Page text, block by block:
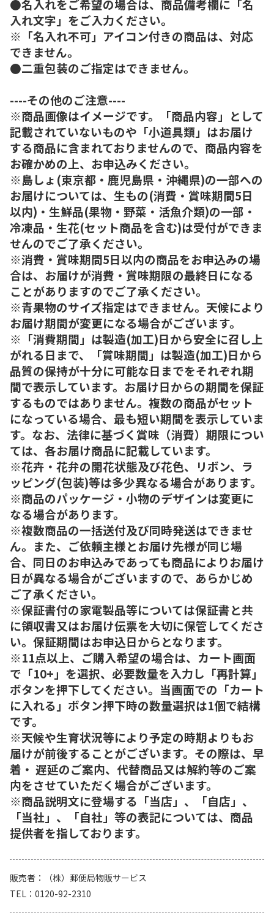
●名入れをご希望の場合は、商品備考欄に「名
入れ文字」をご入力ください。
※「名入れ不可」アイコン付きの商品は、対応
できません。
●二重包装のご指定はできません。
----その他のご注意----
※商品画像はイメージです。「商品内容」として
記載されていないものや「小道具類」はお届け
する商品に含まれておりませんので、商品内容を
お確かめの上、お申込みください。
※島しょ(東京都・鹿児島県・沖縄県)の一部への
お届けについては、生もの(消費・賞味期間5日
以内)・生鮮品(果物・野菜・活魚介類)の一部・
冷凍品・生花(セット商品を含む)は受付ができま
せんのでご了承ください。
※消費・賞味期間5日以内の商品をお申込みの場
合は、お届けが消費・賞味期限の最終日になる
ことがありますのでご了承ください。
※青果物のサイズ指定はできません。天候により
お届け期間が変更になる場合がございます。
※「消費期間」は製造(加工)日から安全に召し上
がれる日まで、「賞味期間」は製造(加工)日から
品質の保持が十分に可能な日までをそれぞれ期
間で表示しています。お届け日からの期間を保証
するものではありません。複数の商品がセット
になっている場合、最も短い期間を表示していま
す。なお、法律に基づく賞味（消費）期限につい
ては、各お届け商品に記載しています。
※花卉・花弁の開花状態及び花色、リボン、ラ
ッピング(包装)等は多少異なる場合があります。
※商品のパッケージ・小物のデザインは変更に
なる場合があります。
※複数商品の一括送付及び同時発送はできませ
ん。また、ご依頼主様とお届け先様が同じ場
合、同日のお申込みであっても商品によりお届け
日が異なる場合がございますので、あらかじめ
ご了承ください。
※保証書付の家電製品等については保証書と共
に領収書又はお届け伝票を大切に保管してくださ
い。保証期間はお申込日からとなります。
※11点以上、ご購入希望の場合は、カート画面
で「10+」を選択、必要数量を入力し「再計算」
ボタンを押下してください。当画面での「カート
に入れる」ボタン押下時の数量選択は1個で結構
です。
※天候や生育状況等により予定の時期よりもお
届けが前後することがございます。その際は、早
着・ 遅延のご案内、代替商品又は解約等のご案
内をさせていただく場合がございます。
※商品説明文に登場する「当店」、「自店」、
「当社」、「自社」等の表記については、商品
提供者を指しております。
販売者
（株）郵便局物販サービス
TEL
0120-92-2310